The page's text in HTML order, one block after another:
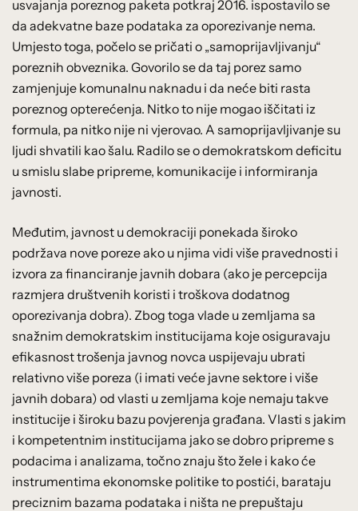
usvajanja poreznog paketa potkraj 2016. ispostavilo se
da adekvatne baze podataka za oporezivanje nema.
Umjesto toga, počelo se pričati o „samoprijavljivanju“
poreznih obveznika. Govorilo se da taj porez samo
zamjenjuje komunalnu naknadu i da neće biti rasta
poreznog opterećenja. Nitko to nije mogao iščitati iz
formula, pa nitko nije ni vjerovao. A samoprijavljivanje su
ljudi shvatili kao šalu. Radilo se o demokratskom deficitu
u smislu slabe pripreme, komunikacije i informiranja
javnosti.
Međutim, javnost u demokraciji ponekada široko
podržava nove poreze ako u njima vidi više pravednosti i
izvora za financiranje javnih dobara (ako je percepcija
razmjera društvenih koristi i troškova dodatnog
oporezivanja dobra). Zbog toga vlade u zemljama sa
snažnim demokratskim institucijama koje osiguravaju
efikasnost trošenja javnog novca uspijevaju ubrati
relativno više poreza (i imati veće javne sektore i više
javnih dobara) od vlasti u zemljama koje nemaju takve
institucije i široku bazu povjerenja građana. Vlasti s jakim
i kompetentnim institucijama jako se dobro pripreme s
podacima i analizama, točno znaju što žele i kako će
instrumentima ekonomske politike to postići, barataju
preciznim bazama podataka i ništa ne prepuštaju